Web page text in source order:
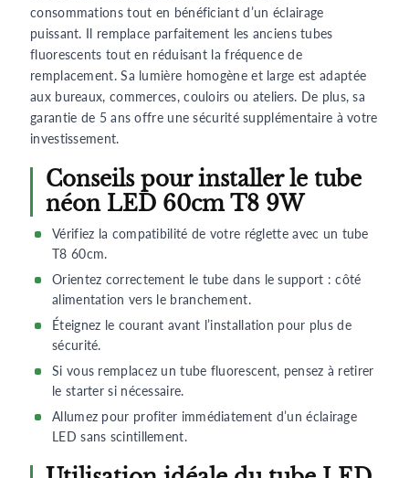
consommations tout en bénéficiant d’un éclairage
puissant. Il remplace parfaitement les anciens tubes
fluorescents tout en réduisant la fréquence de
remplacement. Sa lumière homogène et large est adaptée
aux bureaux, commerces, couloirs ou ateliers. De plus, sa
garantie de 5 ans offre une sécurité supplémentaire à votre
investissement.
Conseils pour installer le tube
néon LED 60cm T8 9W
Vérifiez la compatibilité de votre réglette avec un tube
T8 60cm.
Orientez correctement le tube dans le support : côté
alimentation vers le branchement.
Éteignez le courant avant l’installation pour plus de
sécurité.
Si vous remplacez un tube fluorescent, pensez à retirer
le starter si nécessaire.
Allumez pour profiter immédiatement d’un éclairage
LED sans scintillement.